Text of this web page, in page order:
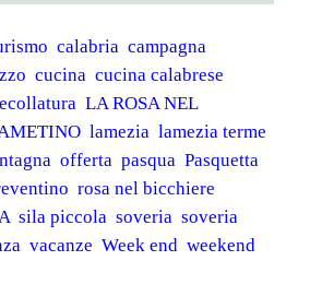
calabria campagna
cucina cucina calabrese
LA ROSA NEL
lamezia lamezia terme
offerta pasqua Pasquetta
rosa nel bicchiere
sila piccola soveria soveria
vacanze Week end weekend